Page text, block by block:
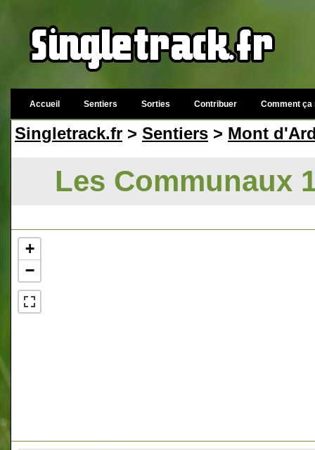
Accueil Sentiers Sorties Contribuer Comment ça
Singletrack.fr > Sentiers > Mont
Les Communaux
+
−